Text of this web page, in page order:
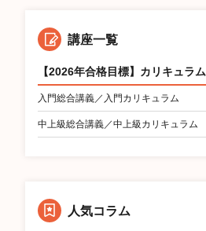
講座一覧
【2026年合格目標】カリキュラム
入門総合講義／入門カリキュラム
中上級総合講義／中上級カリキュラム
人気コラム